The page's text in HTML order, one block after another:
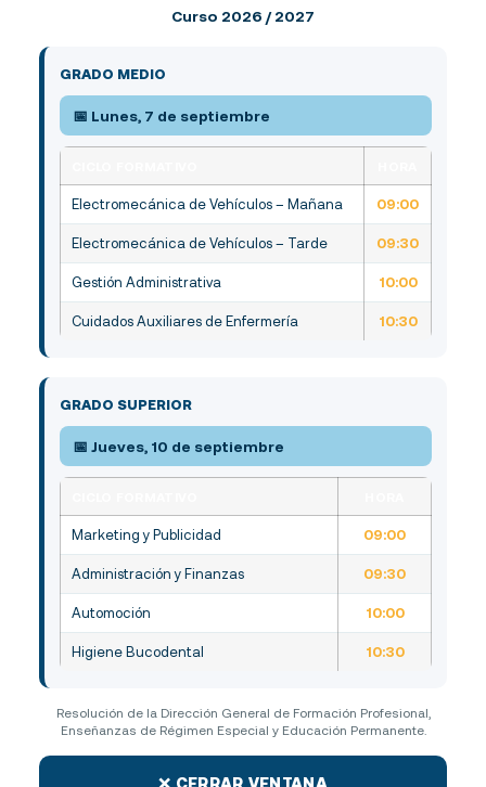
Curso 2026 / 2027
GRADO MEDIO
📅 Lunes, 7 de septiembre
Electromecánica de Vehículos – Mañana 09:00
Electromecánica de Vehículos – Tarde 09:30
Gestión Administrativa 10:00
Cuidados Auxiliares de Enfermería 10:30
GRADO SUPERIOR
📅 Jueves, 10 de septiembre
Marketing y Publicidad 09:00
Administración y Finanzas 09:30
Automoción 10:00
Higiene Bucodental 10:30
Resolución de la Dirección General de Formación Profesional,
Enseñanzas de Régimen Especial y Educación Permanente.
✕ CERRAR VENTANA